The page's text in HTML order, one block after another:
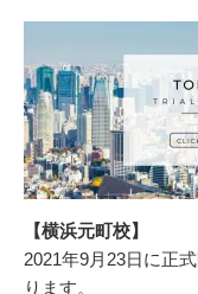
【横浜元町校】
2021年9月23日に正
ります。